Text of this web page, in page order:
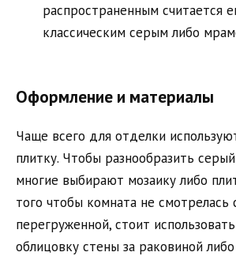
распространенным считается
классическим серым либо
Оформление и материалы
Чаще всего для отделки
плитку. Чтобы разнообразить
многие выбирают мозаику либо
того чтобы комната не смотрелась
перегруженной, стоит
облицовку стены за раковиной